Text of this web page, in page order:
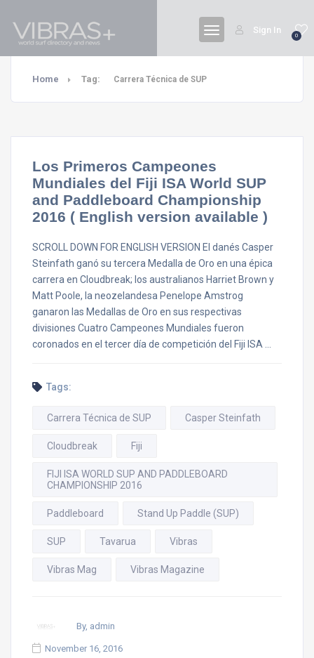
0
Sign In
Home Tag: Carrera Técnica de SUP
Los Primeros Campeones
Mundiales del Fiji ISA World SUP
and Paddleboard Championship
2016 ( English version available )
SCROLL DOWN FOR ENGLISH VERSION El danés Casper
Steinfath ganó su tercera Medalla de Oro en una épica
carrera en Cloudbreak; los australianos Harriet Brown y
Matt Poole, la neozelandesa Penelope Amstrog
ganaron las Medallas de Oro en sus respectivas
divisiones Cuatro Campeones Mundiales fueron
coronados en el tercer día de competición del Fiji ISA …
Tags:
Carrera Técnica de SUP Casper Steinfath
Cloudbreak Fiji
FIJI ISA WORLD SUP AND PADDLEBOARD
CHAMPIONSHIP 2016
Paddleboard Stand Up Paddle (SUP)
SUP Tavarua Vibras
Vibras Mag Vibras Magazine
By, admin
November 16, 2016